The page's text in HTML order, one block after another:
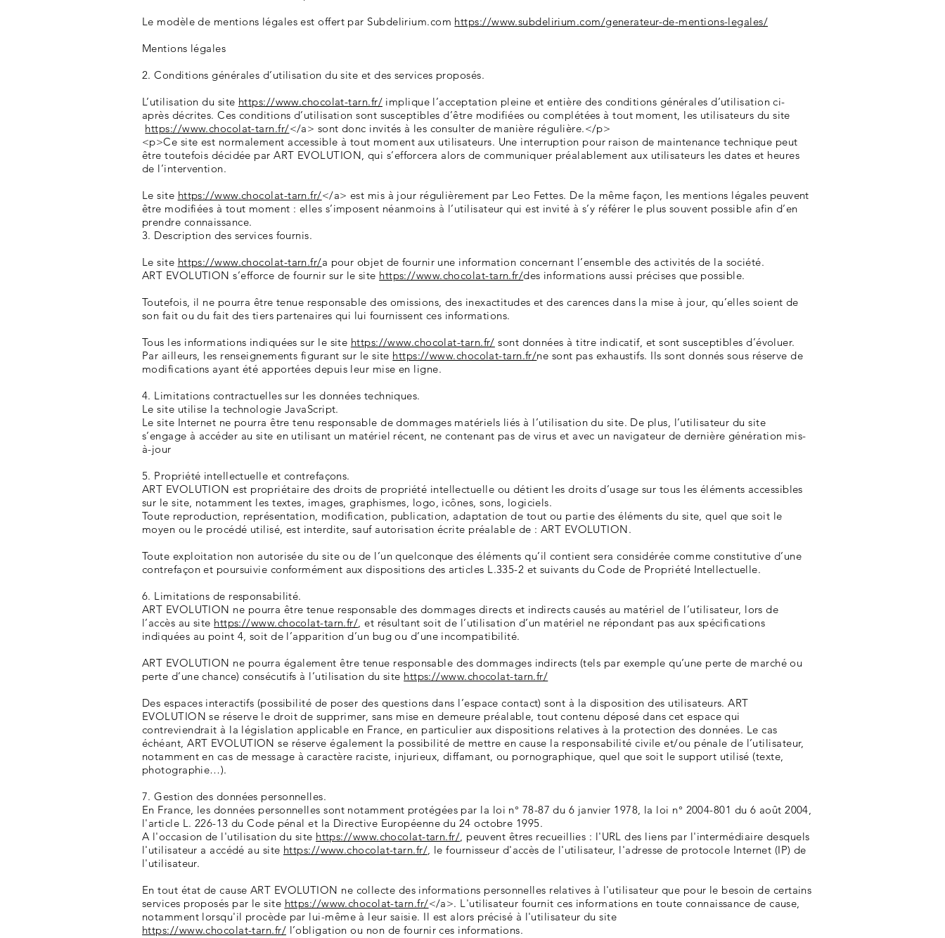
Le modèle de mentions légales est offert par Subdelirium.com https://www.subdelirium.com/generateur-de-mentions-legales/
Mentions légales
2. Conditions générales d’utilisation du site et des services proposés.
L’utilisation du site https://www.chocolat-tarn.fr/implique l’acceptation pleine et entière des conditions générales d’utilisation ci-
après décrites. Ces conditions d’utilisation sont susceptibles d’être modifiées ou complétées à tout moment, les utilisateurs du site
https://www.chocolat-tarn.fr/</a> sont donc invités à les consulter de manière régulière.</p>
<p>Ce site est normalement accessible à tout moment aux utilisateurs. Une interruption pour raison de maintenance technique peut
être toutefois décidée par ART EVOLUTION, qui s’efforcera alors de communiquer préalablement aux utilisateurs les dates et heures
de l’intervention.
Le site https://www.chocolat-tarn.fr/</a> est mis à jour régulièrement par Leo Fettes. De la même façon, les mentions légales peuvent
être modifiées à tout moment : elles s’imposent néanmoins à l’utilisateur qui est invité à s’y référer le plus souvent possible afin d’en
prendre connaissance.
3. Description des services fournis.
Le site https://www.chocolat-tarn.fr/a pour objet de fournir une information concernant l’ensemble des activités de la société.
ART EVOLUTION s’efforce de fournir sur le site https://www.chocolat-tarn.fr/des informations aussi précises que possible.
Toutefois, il ne pourra être tenue responsable des omissions, des inexactitudes et des carences dans la mise à jour, qu’elles soient de
son fait ou du fait des tiers partenaires qui lui fournissent ces informations.
Tous les informations indiquées sur le site https://www.chocolat-tarn.fr/ sont données à titre indicatif, et sont susceptibles d’évoluer.
Par ailleurs, les renseignements figurant sur le site https://www.chocolat-tarn.fr/ne sont pas exhaustifs. Ils sont donnés sous réserve de
modifications ayant été apportées depuis leur mise en ligne.
4. Limitations contractuelles sur les données techniques.
Le site utilise la technologie JavaScript.
Le site Internet ne pourra être tenu responsable de dommages matériels liés à l’utilisation du site. De plus, l’utilisateur du site
s’engage à accéder au site en utilisant un matériel récent, ne contenant pas de virus et avec un navigateur de dernière génération mis-
à-jour
5. Propriété intellectuelle et contrefaçons.
ART EVOLUTION est propriétaire des droits de propriété intellectuelle ou détient les droits d’usage sur tous les éléments accessibles
sur le site, notamment les textes, images, graphismes, logo, icônes, sons, logiciels.
Toute reproduction, représentation, modification, publication, adaptation de tout ou partie des éléments du site, quel que soit le
moyen ou le procédé utilisé, est interdite, sauf autorisation écrite préalable de : ART EVOLUTION.
Toute exploitation non autorisée du site ou de l’un quelconque des éléments qu’il contient sera considérée comme constitutive d’une
contrefaçon et poursuivie conformément aux dispositions des articles L.335-2 et suivants du Code de Propriété Intellectuelle.
6. Limitations de responsabilité.
ART EVOLUTION ne pourra être tenue responsable des dommages directs et indirects causés au matériel de l’utilisateur, lors de
l’accès au site https://www.chocolat-tarn.fr/, et résultant soit de l’utilisation d’un matériel ne répondant pas aux spécifications
indiquées au point 4, soit de l’apparition d’un bug ou d’une incompatibilité.
ART EVOLUTION ne pourra également être tenue responsable des dommages indirects (tels par exemple qu’une perte de marché ou
perte d’une chance) consécutifs à l’utilisation du site https://www.chocolat-tarn.fr/
Des espaces interactifs (possibilité de poser des questions dans l’espace contact) sont à la disposition des utilisateurs. ART
EVOLUTION se réserve le droit de supprimer, sans mise en demeure préalable, tout contenu déposé dans cet espace qui
contreviendrait à la législation applicable en France, en particulier aux dispositions relatives à la protection des données. Le cas
échéant, ART EVOLUTION se réserve également la possibilité de mettre en cause la responsabilité civile et/ou pénale de l’utilisateur,
notamment en cas de message à caractère raciste, injurieux, diffamant, ou pornographique, quel que soit le support utilisé (texte,
photographie…).
7. Gestion des données personnelles.
En France, les données personnelles sont notamment protégées par la loi n° 78-87 du 6 janvier 1978, la loi n° 2004-801 du 6 août 2004,
l'article L. 226-13 du Code pénal et la Directive Européenne du 24 octobre 1995.
A l'occasion de l'utilisation du site https://www.chocolat-tarn.fr/, peuvent êtres recueillies : l'URL des liens par l'intermédiaire desquels
l'utilisateur a accédé au site https://www.chocolat-tarn.fr/, le fournisseur d'accès de l'utilisateur, l'adresse de protocole Internet (IP) de
l'utilisateur.
En tout état de cause ART EVOLUTION ne collecte des informations personnelles relatives à l'utilisateur que pour le besoin de certains
services proposés par le site https://www.chocolat-tarn.fr/</a>. L'utilisateur fournit ces informations en toute connaissance de cause,
notamment lorsqu'il procède par lui-même à leur saisie. Il est alors précisé à l'utilisateur du site
https://www.chocolat-tarn.fr/ l’obligation ou non de fournir ces informations.